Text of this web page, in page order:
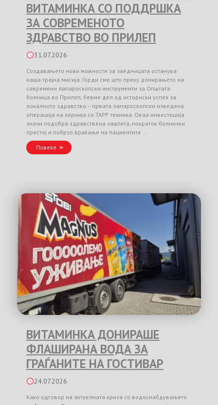
ВИТАМИНКА СО ПОДДРШКА
ЗА СОВРЕМЕНОТО
ЗДРАВСТВО ВО ПРИЛЕП
31.07.2026
Создавањето нови можности за заедницата останува
наша трајна мисија. Горди сме што преку донирањето на
современи лапароскопски инструменти за Општата
болница во Прилеп, бевме дел од историски успех за
локалното здравство – првата лапароскопски изведена
операција на хернија со TAPP техника. Оваа инвестиција
значи подобра здравствена заштита, пократок болнички
престој и побрзо враќање на пациентите …
Повеќе
ВИТАМИНКА ДОНИРАШЕ
ФЛАШИРАНА ВОДА ЗА
ГРАЃАНИТЕ НА ГОСТИВАР
24.07.2026
Како одговор на актуелната криза со водоснабдувањето